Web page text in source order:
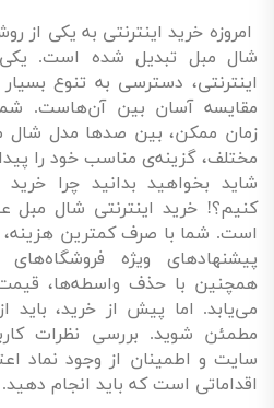
امروزه خرید اینترنتی به یکی
شال مبل تبدیل شده است. یکی
اینترنتی، دسترسی به تنوع
مقایسه آسان بین آن‌هاست.
زمان ممکن، بین صدها مدل شال
مختلف، گزینه‌ی مناسب خود را
شاید بخواهید بدانید چرا
کنیم؟! خرید اینترنتی شال مبل
است. شما با صرف کمترین هزینه،
پیشنهادهای ویژه فروشگاه‌های
همچنین با حذف واسطه‌ها،
می‌یابد. اما پیش از خرید، باید
مطمئن شوید. بررسی نظرات
سایت و اطمینان از وجود نماد
اقداماتی است که باید انجام دهید.